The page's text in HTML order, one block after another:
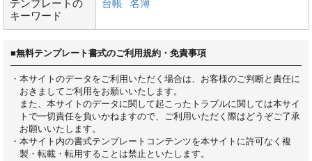
テンプレートの
キーワード
台帳 名簿
■無料テンプレート書式のご利用規約・免責事項
・本サイトのデータをご利用いただく場合は、お客様のご判断と責任に
おきましてご利用をお願いいたします。
また、本サイトのデータに関して起こったトラブルに関しては本サイ
トで一切責任を負いかねますので、ご利用いただく際はどうぞご了承
お願いいたします。
・本サイト内の書式テンプレートコンテンツを本サイトに許可なく複
製・転載・転用することは禁止といたします。